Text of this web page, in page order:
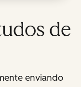
de
enviando